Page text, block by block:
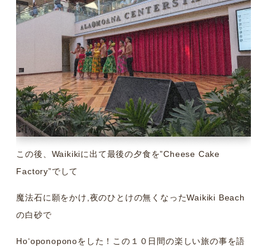
この後、Waikikiに出て最後の夕食を”Cheese Cake
Factory”でして
魔法石に願をかけ,夜のひとけの無くなったWaikiki Beach
の白砂で
Hoʻoponoponoをした！この１０日間の楽しい旅の事を語